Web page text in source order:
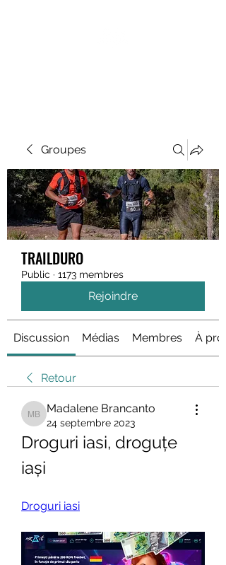
Groupes
TRAILDURO
Public · 1173 membres
Rejoindre
Discussion Médias Membres À
Retour
Madalene Brancanto
Madalene Brancanto
24 septembre 2023
Droguri iasi, droguțe
iași
Droguri iasi